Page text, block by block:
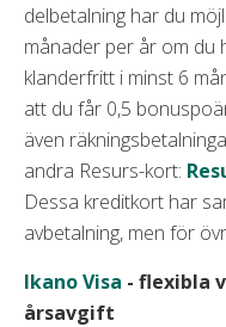
delbetalning har du
månader per år om du
klanderfritt i minst 6
att du får 0,5
även
andra Resurs-kort:
Dessa kreditkort har
avbetalning, men för
Ikano Visa - flexibla
årsavgift